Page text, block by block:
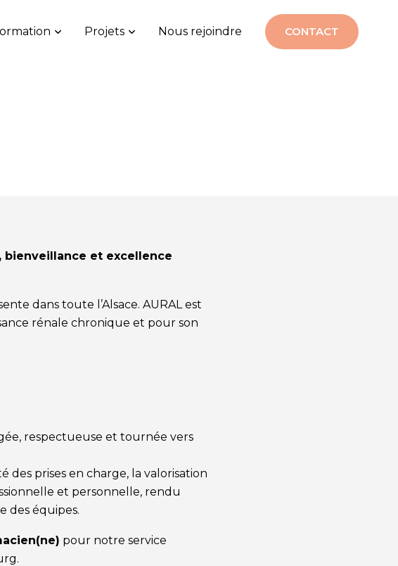
Projets Nous rejoindre CONTACT
et excellence
dans toute l’Alsace. AURAL est
rénale chronique et pour son
respectueuse et tournée vers
des prises en charge, la valorisation
et personnelle, rendu
des équipes.
pour notre service